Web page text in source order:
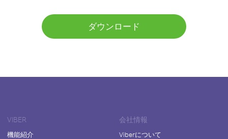
ダウンロード
VIBER
機能紹介
会社情報
Viberについて